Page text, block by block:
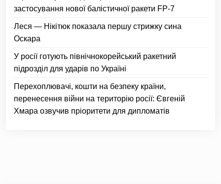
застосування нової балістичної ракети FP-7
Леся — Нікітюк показала першу стрижку сина
Оскара
У росії готують північнокорейський ракетний
підрозділ для ударів по Україні
Перехоплювачі, кошти на безпеку країни,
перенесення війни на територію росії: Євгеній
Хмара озвучив пріоритети для дипломатів